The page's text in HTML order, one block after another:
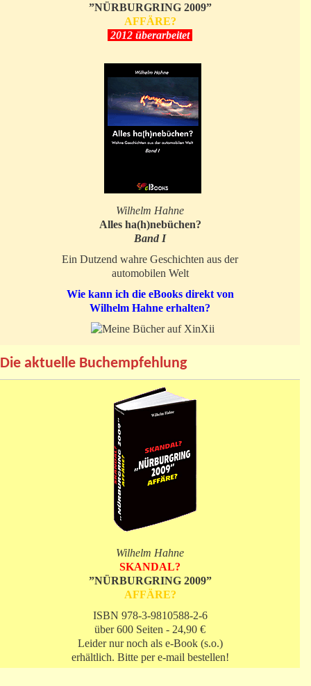
”NÜRBURGRING 2009”
AFFÄRE?
2012 überarbeitet
Wilhelm Hahne
Alles ha(h)nebüchen?
Band I
Ein Dutzend wahre Geschichten aus der
automobilen Welt
Wie kann ich die eBooks direkt von
Wilhelm Hahne erhalten?
Die aktuelle Buchempfehlung
Wilhelm Hahne
SKANDAL?
”NÜRBURGRING 2009”
AFFÄRE?
ISBN 978-3-9810588-2-6
über 600 Seiten - 24,90 €
Leider nur noch als e-Book (s.o.)
erhältlich. Bitte per e-mail bestellen!